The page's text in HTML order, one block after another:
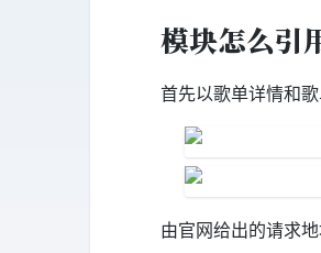
模块怎么引
首先以歌单详情和
由官网给出的请求